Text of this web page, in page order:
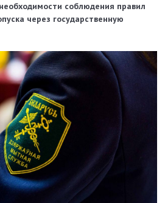
соблюдения правил
через государственную